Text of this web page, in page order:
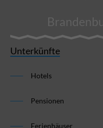
Unterkünfte
Hotels
Pensionen
Ferienhäuser